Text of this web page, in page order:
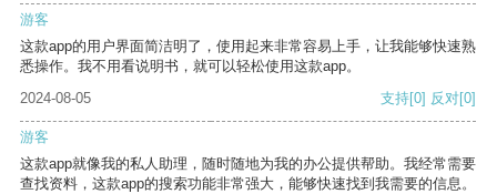
游客
这款app的用户界面简洁明了，使用起来非常容易上手，让我能够快速熟
悉操作。我不用看说明书，就可以轻松使用这款app。
2024-08-05
支持[0] 反对[0]
游客
这款app就像我的私人助理，随时随地为我的办公提供帮助。我经常需要
查找资料，这款app的搜索功能非常强大，能够快速找到我需要的信息。